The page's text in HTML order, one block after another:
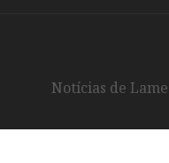
Notícias de